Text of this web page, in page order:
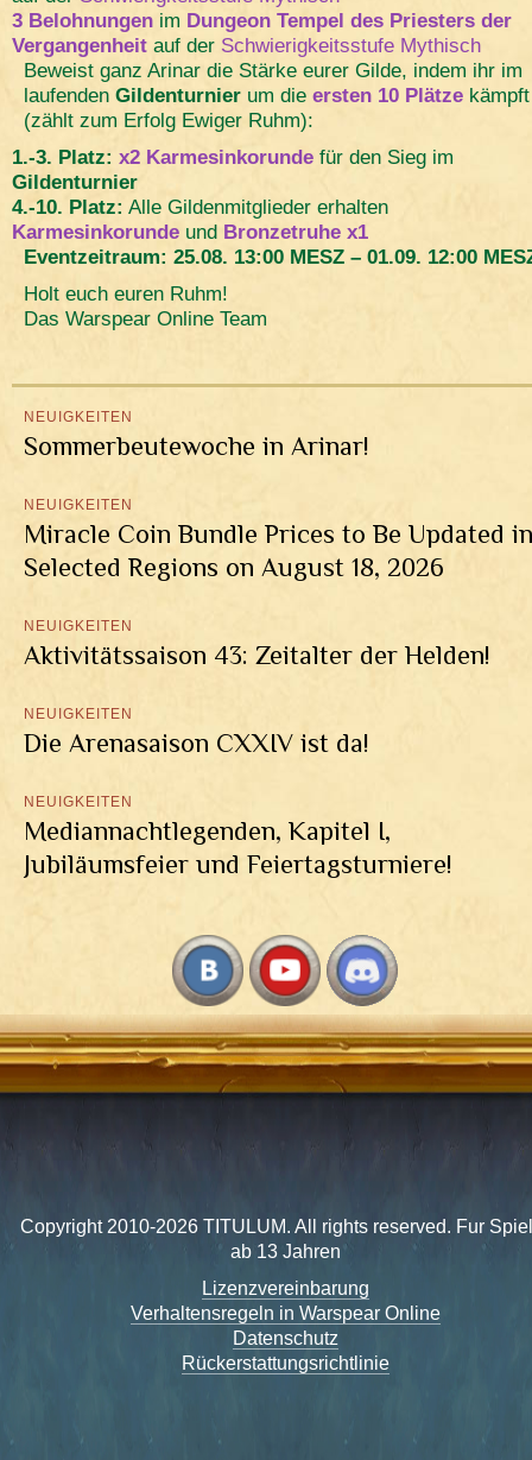
3 Belohnungen im Dungeon Tempel des Priesters der
Vergangenheit auf der Schwierigkeitsstufe Mythisch
Beweist ganz Arinar die Stärke eurer Gilde, indem ihr im
laufenden Gildenturnier um die ersten 10 Plätze kämpft
(zählt zum Erfolg Ewiger Ruhm):
1.-3. Platz: x2 Karmesinkorunde für den Sieg im
Gildenturnier
4.-10. Platz: Alle Gildenmitglieder erhalten
Karmesinkorunde und Bronzetruhe x1
Eventzeitraum: 25.08. 13:00 MESZ – 01.09. 12:00
Holt euch euren Ruhm!
Das Warspear Online Team
NEUIGKEITEN
Sommerbeutewoche in Arinar!
NEUIGKEITEN
Miracle Coin Bundle Prices to Be Updated in
Selected Regions on August 18, 2026
NEUIGKEITEN
Aktivitätssaison 43: Zeitalter der Helden!
NEUIGKEITEN
Die Arenasaison CXXIV ist da!
NEUIGKEITEN
Mediannachtlegenden, Kapitel I,
Jubiläumsfeier und Feiertagsturniere!
Copyright 2010-2026 TITULUM. All rights reserved. Fur
ab 13 Jahren
Lizenzvereinbarung
Verhaltensregeln in Warspear Online
Datenschutz
Rückerstattungsrichtlinie